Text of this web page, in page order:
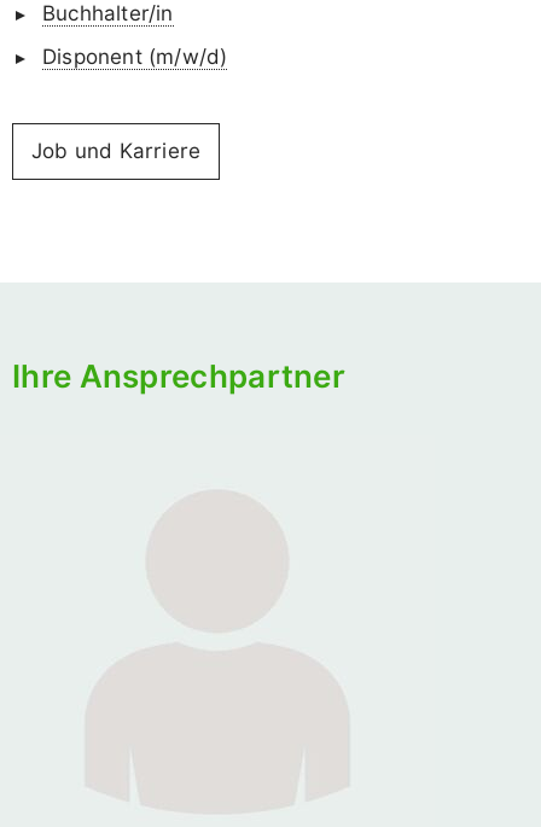
Buchhalter/in
Disponent (m/w/d)
Job und Karriere
Ihre Ansprechpartner